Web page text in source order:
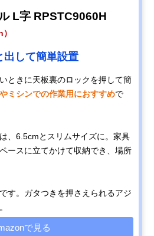
L字 RPSTC9060H
出して簡単設置
ときに天板裏のロックを押して簡
ミシンでの作業用におすすめで
、6.5cmとスリムサイズに。家具
ースに立てかけて収納でき、場所
す。ガタつきを押さえられるアジ
で見る